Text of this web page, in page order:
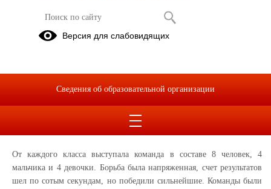
Соревнования по «шорт-треку»
С 18 по 22 марта в игровом зале МАОУ СОШ №56, среди учащихся
начальной школы, проходили соревнования по «шорт-треку».
зрелищных видов состязаний, который проходит традиционно в
От каждого класса выступала команда в составе 8 человек, 4
мальчика и 4 девочки. Борьба была напряженная, счет результатов
шел по сотым секундам, но победили сильнейшие. Команды были
Версия для слабовидящих
Сведения об образовательной организации